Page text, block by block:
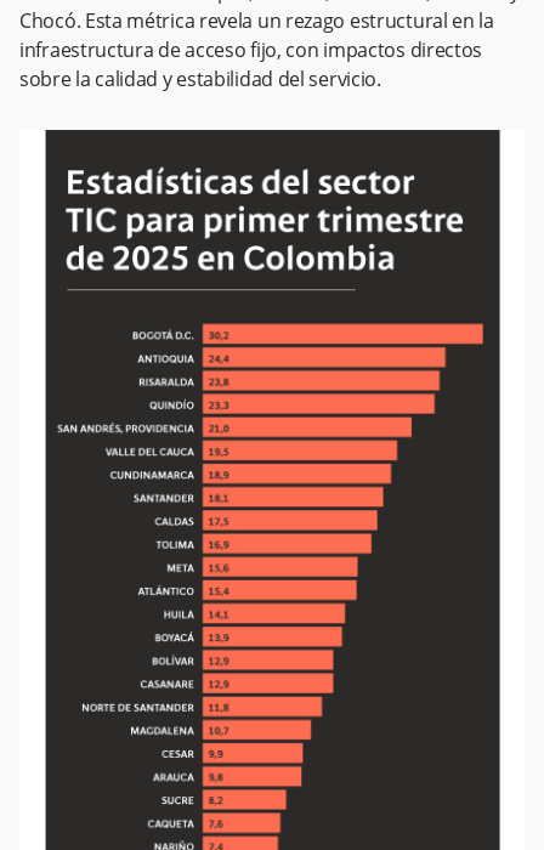
Chocó. Esta métrica revela un rezago estructural en la
infraestructura de acceso fijo, con impactos directos
sobre la calidad y estabilidad del servicio.